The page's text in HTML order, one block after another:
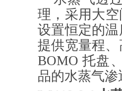
理，采用大
设置恒定的
提供宽量程
BOMO托盘
品的水蒸气